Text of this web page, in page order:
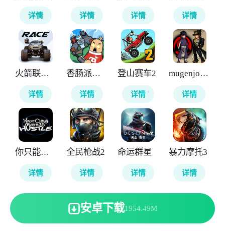
详情 详情 详情 详情
火箭联盟极限汽车赛
详情
香肠派对国际服
详情
登山赛车2
详情
mugenjojo像素版
详情
你只能推搡
详情
全民枪战2
详情
命运群星
详情
暴力摩托3
详情
安卓下载1954.49M